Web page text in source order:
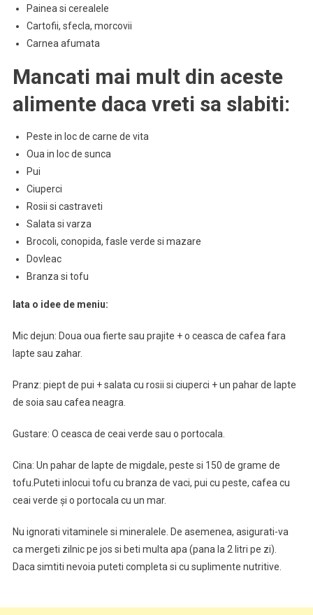
Painea si cerealele
Cartofii, sfecla, morcovii
Carnea afumata
Mancati mai mult din aceste
alimente daca vreti sa slabiti:
Peste in loc de carne de vita
Oua in loc de sunca
Pui
Ciuperci
Rosii si castraveti
Salata si varza
Brocoli, conopida, fasle verde si mazare
Dovleac
Branza si tofu
Iata o idee de meniu:
Mic dejun: Doua oua fierte sau prajite + o ceasca de cafea fara
lapte sau zahar.
Pranz: piept de pui + salata cu rosii si ciuperci + un pahar de lapte
de soia sau cafea neagra.
Gustare: O ceasca de ceai verde sau o portocala.
Cina: Un pahar de lapte de migdale, peste si 150 de grame de
tofu.Puteti inlocui tofu cu branza de vaci, pui cu peste, cafea cu
ceai verde și o portocala cu un mar.
Nu ignorati vitaminele si mineralele. De asemenea, asigurati-va
ca mergeti zilnic pe jos si beti multa apa (pana la 2 litri pe zi).
Daca simtiti nevoia puteti completa si cu suplimente nutritive.